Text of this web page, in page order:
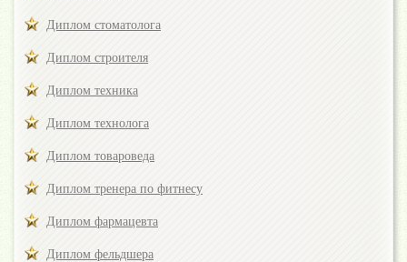
Диплом стоматолога
Диплом строителя
Диплом техника
Диплом технолога
Диплом товароведа
Диплом тренера по фитнесу
Диплом фармацевта
Диплом фельдшера